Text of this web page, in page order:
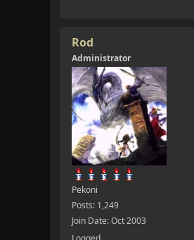
Rod
Administrator
Pekoni
Posts: 1,249
Join Date: Oct 2003